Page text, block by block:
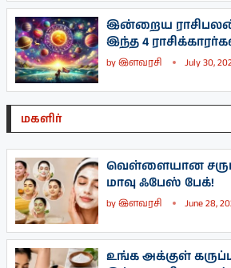
இன்றைய ராசிபலன்
இந்த 4
byஇளவரசி July 30,
மகளிர்
வெள்ளையான
மாவு ஃபேஸ் பேக்!
byஇளவரசி June 28,
உங்க அக்குள்